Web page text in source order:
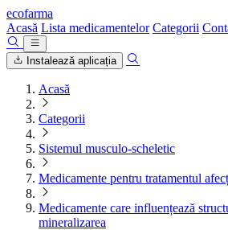
ecofarma
Acasă Lista medicamentelor Categorii
Instalează aplicația
Acasă
Categorii
Sistemul musculo-scheletic
Medicamente pentru tratamentul
Medicamente care influențează
mineralizarea